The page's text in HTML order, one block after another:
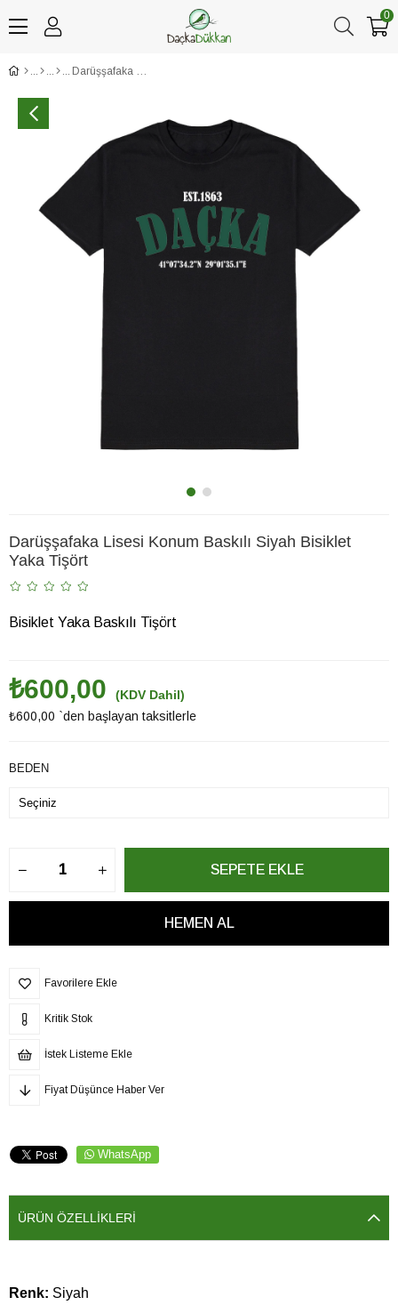
0
Darüşşafaka Lisesi Konum Baskılı Siyah Bisiklet Yaka Tişört
Darüşşafaka Lisesi Konum Baskılı Siyah Bisiklet
Yaka Tişört
Bisiklet Yaka Baskılı Tişört
₺600,00
(KDV Dahil)
₺600,00 `den başlayan taksitlerle
BEDEN
Favorilere Ekle
Kritik Stok
İstek Listeme Ekle
Fiyat Düşünce Haber Ver
WhatsApp
ÜRÜN ÖZELLIKLERI
Renk: Siyah